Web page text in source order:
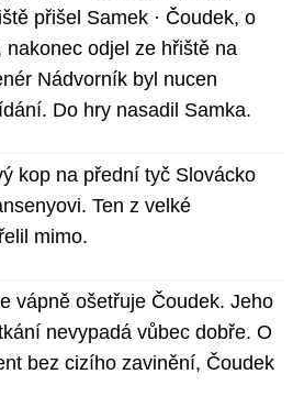
přišel Samek · Čoudek, o
nakonec odjel ze hřiště na
Nádvorník byl nucen
Do hry nasadil Samka.
kop na přední tyč Slovácko
Ten z velké
mimo.
vápně ošetřuje Čoudek. Jeho
nevypadá vůbec dobře. O
bez cizího zavinění, Čoudek